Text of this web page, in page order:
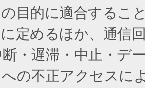
目的に適合するこ
定めるほか、通信
・遅滞・中止・デ
の不正アクセスに